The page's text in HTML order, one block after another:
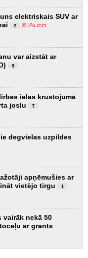
elektriskais SUV ar
2
var aizstāt ar
9
ielas krustojumā
joslu
7
degvielas uzpildes
apņēmušies ar
vietējo tirgu
1
vairāk nekā 50
ar grants